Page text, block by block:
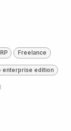
Freelance
enterprise edition